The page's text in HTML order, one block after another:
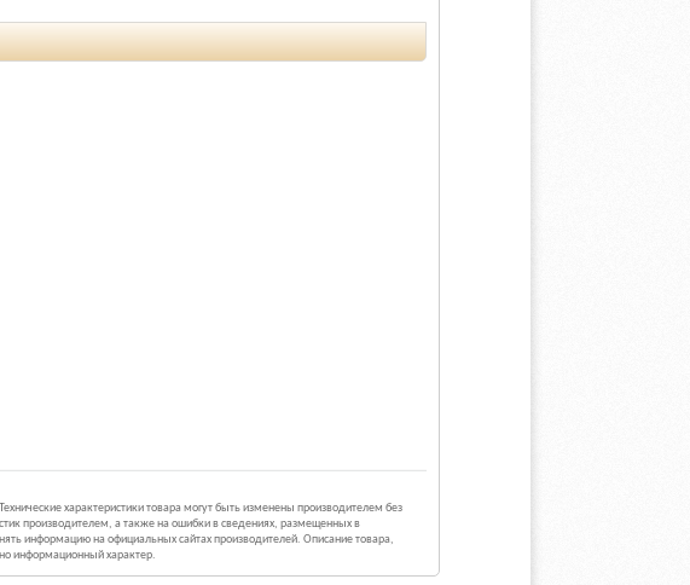
характеристики товара могут быть изменены производителем без
производителем, а также на ошибки в сведениях, размещенных в
информацию на официальных сайтах производителей. Описание товара,
информационный характер.